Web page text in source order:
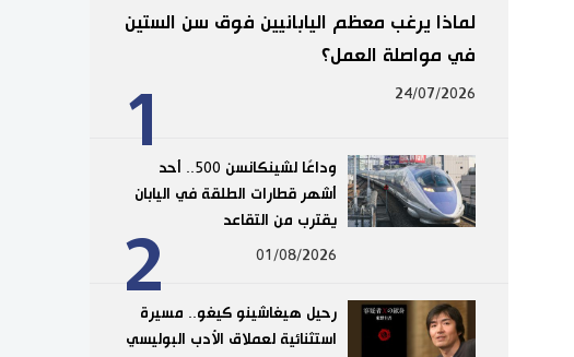
1
لماذا يرغب معظم اليابانيين فوق سن الستين
في مواصلة العمل؟
24/07/2026
2
وداعًا لشينكانسن 500.. أحد
أشهر قطارات الطلقة في اليابان
يقترب من التقاعد
01/08/2026
رحيل هيغاشينو كيغو.. مسيرة
استثنائية لعملاق الأدب البوليسي